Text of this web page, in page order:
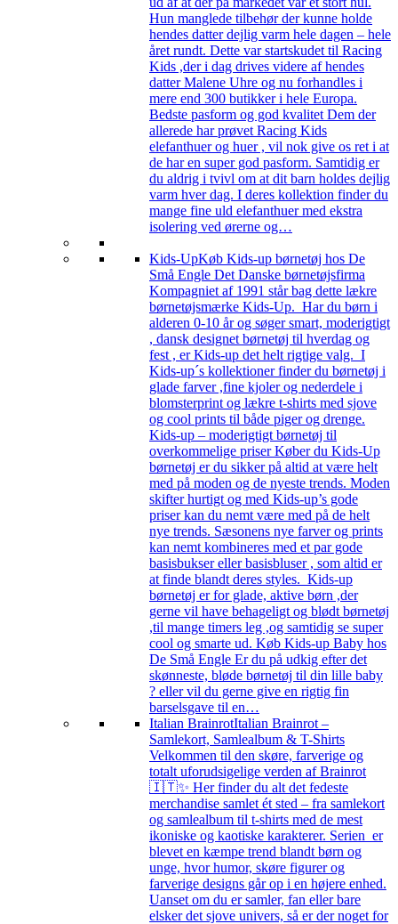
Hun manglede tilbehør der kunne holde
hendes datter dejlig varm hele dagen – hele
året rundt. Dette var startskudet til Racing
Kids ,der i dag drives videre af hendes
datter Malene Uhre og nu forhandles i
mere end 300 butikker i hele Europa.
Bedste pasform og god kvalitet Dem der
allerede har prøvet Racing Kids
elefanthuer og huer , vil nok give os ret i at
de har en super god pasform. Samtidig er
du aldrig i tvivl om at dit barn holdes dejlig
varm hver dag. I deres kollektion finder du
mange fine uld elefanthuer med ekstra
isolering ved ørerne og…
Kids-UpKøb Kids-up børnetøj hos De
Små Engle Det Danske børnetøjsfirma
Kompagniet af 1991 står bag dette lækre
børnetøjsmærke Kids-Up. Har du børn i
alderen 0-10 år og søger smart, moderigtigt
, dansk designet børnetøj til hverdag og
fest , er Kids-up det helt rigtige valg. I
Kids-up´s kollektioner finder du børnetøj i
glade farver ,fine kjoler og nederdele i
blomsterprint og lækre t-shirts med sjove
og cool prints til både piger og drenge.
Kids-up – moderigtigt børnetøj til
overkommelige priser Køber du Kids-Up
børnetøj er du sikker på altid at være helt
med på moden og de nyeste trends. Moden
skifter hurtigt og med Kids-up’s gode
priser kan du nemt være med på de helt
nye trends. Sæsonens nye farver og prints
kan nemt kombineres med et par gode
basisbukser eller basisbluser , som altid er
at finde blandt deres styles. Kids-up
børnetøj er for glade, aktive børn ,der
gerne vil have behageligt og blødt børnetøj
,til mange timers leg ,og samtidig se super
cool og smarte ud. Køb Kids-up Baby hos
De Små Engle Er du på udkig efter det
skønneste, bløde børnetøj til din lille baby
? eller vil du gerne give en rigtig fin
barselsgave til en…
Italian BrainrotItalian Brainrot –
Samlekort, Samlealbum & T-Shirts
Velkommen til den skøre, farverige og
totalt uforudsigelige verden af Brainrot
🇮🇹✨ Her finder du alt det fedeste
merchandise samlet ét sted – fra samlekort
og samlealbum til t-shirts med de mest
ikoniske og kaotiske karakterer. Serien er
blevet en kæmpe trend blandt børn og
unge, hvor humor, skøre figurer og
farverige designs går op i en højere enhed.
Uanset om du er samler, fan eller bare
elsker det sjove univers, så er der noget for